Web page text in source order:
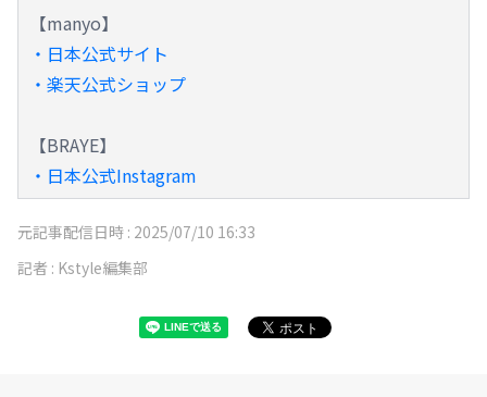
【manyo】
・日本公式サイト
・楽天公式ショップ
【BRAYE】
・日本公式Instagram
元記事配信日時 : 2025/07/10 16:33
記者 : Kstyle編集部